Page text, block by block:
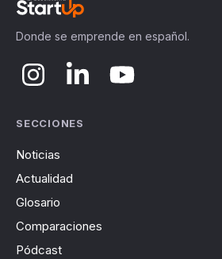
Donde se emprende en español.
SECCIONES
Noticias
Actualidad
Glosario
Comparaciones
Pódcast